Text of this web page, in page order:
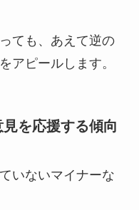
ても、あえて逆の
アピールします。
を応援する傾向
いないマイナーな